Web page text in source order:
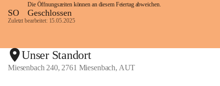
Die Öffnungszeiten können an diesem Feiertag abweichen.
SO Geschlossen
Zuletzt bearbeitet: 15.05.2025
Unser Standort
Miesenbach 240, 2761 Miesenbach, AUT